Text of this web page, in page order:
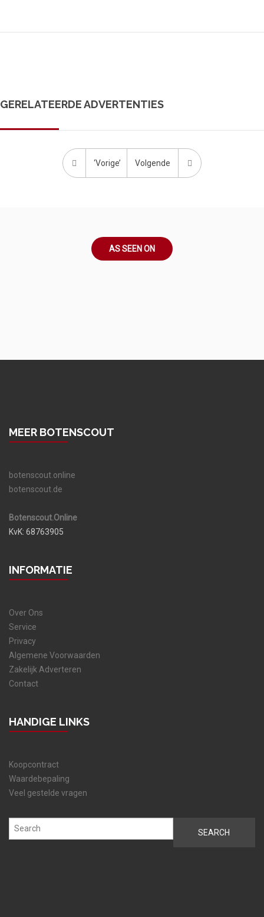
GERELATEERDE ADVERTENTIES
‘Vorige’ Volgende
AS SEEN ON
MEER BOTENSCOUT
botenscout.online
botenscout.de
Botenscout.Online
KvK: 68763905
INFORMATIE
Over Ons
Service
Privacy
Algemene Voorwaarden
Zakelijk Adverteren
Contact
HANDIGE LINKS
Koopcontract
Waardebepaling
Veel gestelde vragen